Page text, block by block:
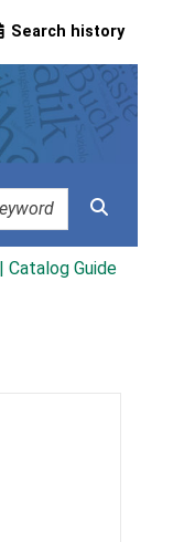
Search history
Catalog Guide